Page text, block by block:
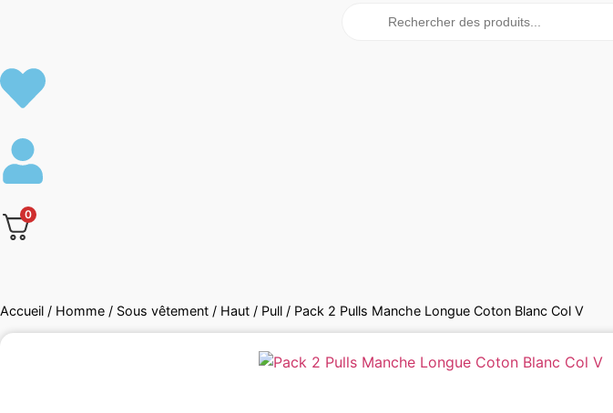
0
Accueil / Homme / Sous vêtement / Haut / Pull / Pack 2 Pulls Manche Longue Coton Blanc Col V